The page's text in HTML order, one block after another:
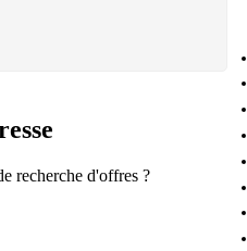
recherche d'offres ?